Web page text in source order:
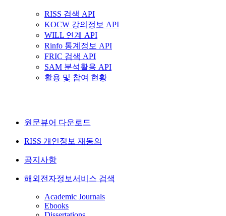
RISS 검색 API
KOCW 강의정보 API
WILL 연계 API
Rinfo 통계정보 API
FRIC 검색 API
SAM 분석활용 API
활용 및 참여 현황
원문뷰어 다운로드
RISS 개인정보 재동의
공지사항
해외전자정보서비스 검색
Academic Journals
Ebooks